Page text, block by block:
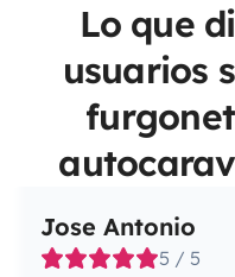
Lo que
usuarios
Jose Antonio
5 / 5